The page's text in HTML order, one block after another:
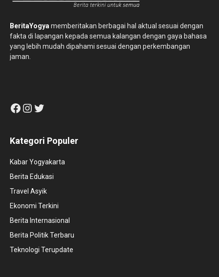
BeritaYogya memberitakan berbagai hal aktual sesuai dengan
fakta di lapangan kepada semua kalangan dengan gaya bahasa
yang lebih mudah dipahami sesuai dengan perkembangan
jaman.
Facebook
Instagram
Twitter
Kategori Populer
Kabar Yogyakarta
Berita Edukasi
Travel Asyik
Ekonomi Terkini
Berita Internasional
Berita Politik Terbaru
Teknologi Terupdate